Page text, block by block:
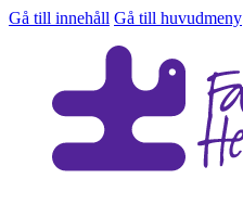
Gå till innehåll Gå till huvudmeny